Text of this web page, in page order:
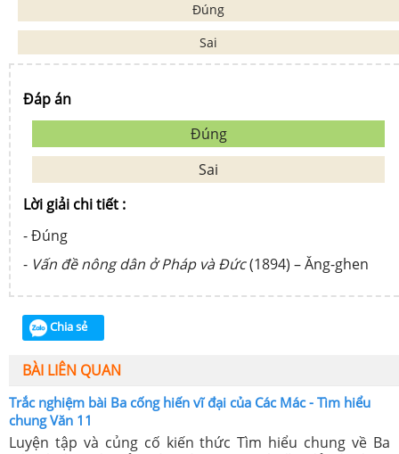
Đúng
Sai
Đáp án
Đúng
Sai
Lời giải chi tiết :
- Đúng
- Vấn đề nông dân ở Pháp và Đức(1894) – Ăng-ghen
Chia sẻ
BÀI LIÊN QUAN
Trắc nghiệm bài Ba cống hiến vĩ đại của Các Mác - Tìm hiểu
chung Văn 11
Luyện tập và củng cố kiến thức Tìm hiểu chung về Ba